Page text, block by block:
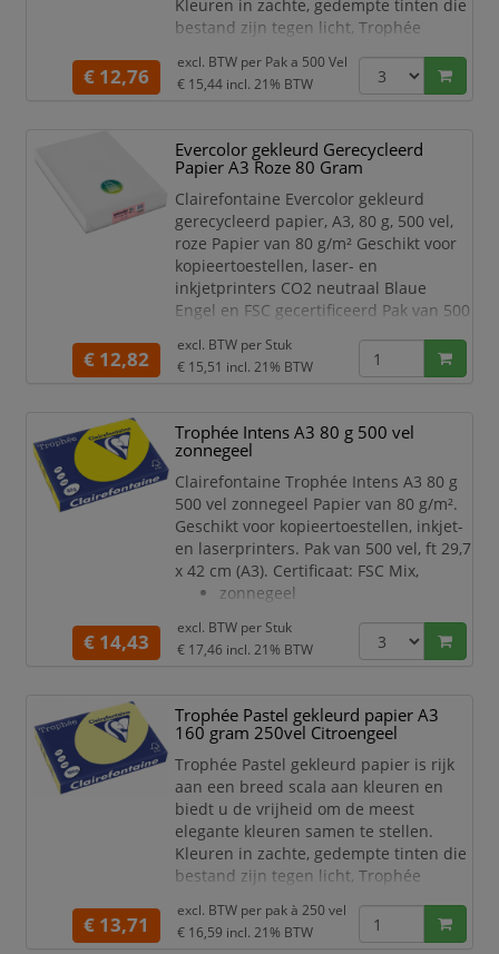
Kleuren in zachte, gedempte tinten die
bestand zijn tegen licht, Trophée
van zijn papier. Dankzij een
uitstekende opaciteit is dit papier goed
afdrukken.
Dit gekleurde papier van Clairefontaine
is zeer geschikt voor het maken van
mooi
€ 12,76
excl. BTW per Pak a 500 Vel
€ 15,44 incl. 21% BTW
Evercolor gekleurd Gerecycleerd
Papier A3 Roze 80 Gram
Clairefontaine Evercolor gekleurd
gerecycleerd papier, A3, 80 g, 500 vel,
roze Papier van 80 g/m² Geschikt voor
kopieertoestellen, laser- en
inkjetprinters CO2 neutraal Blaue
Engel en FSC gecertificeerd Pak van 500
ft 29,7 x 42 cm (A3), roze
€ 12,82
excl. BTW per Stuk
€ 15,51 incl. 21% BTW
Trophée Intens A3 80 g 500 vel
zonnegeel
Clairefontaine Trophée Intens A3 80 g
500 vel zonnegeel Papier van 80 g/m².
Geschikt voor kopieertoestellen, inkjet-
en laserprinters. Pak van 500 vel, ft 29,7
x 42 cm (A3). Certificaat: FSC Mix,
zonnegeel
€ 14,43
excl. BTW per Stuk
€ 17,46 incl. 21% BTW
Trophée Pastel gekleurd papier A3
160 gram 250vel Citroengeel
Trophée Pastel gekleurd papier is rijk
aan een breed scala aan kleuren en
biedt u de vrijheid om de meest
elegante kleuren samen te stellen.
Kleuren in zachte, gedempte tinten die
bestand zijn tegen licht, Trophée
van zijn papier. Dankzij een
uitstekende opaciteit is dit papier goed
€ 13,71
excl. BTW per pak à 250 vel
€ 16,59 incl. 21% BTW